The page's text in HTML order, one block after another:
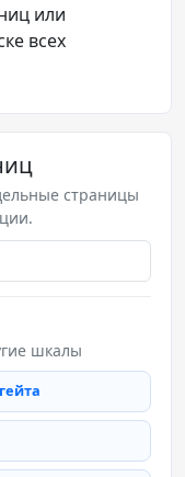
или
всех
страницы
шкалы